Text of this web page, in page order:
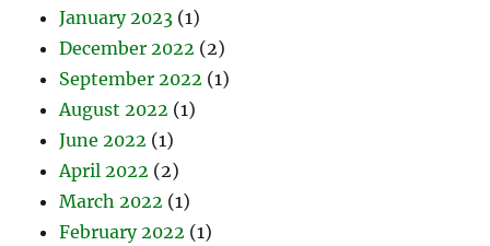
January 2023 (1)
December 2022 (2)
September 2022 (1)
August 2022 (1)
June 2022 (1)
April 2022 (2)
March 2022 (1)
February 2022 (1)